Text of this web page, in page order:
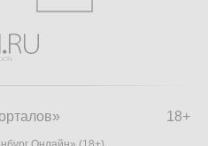
18+